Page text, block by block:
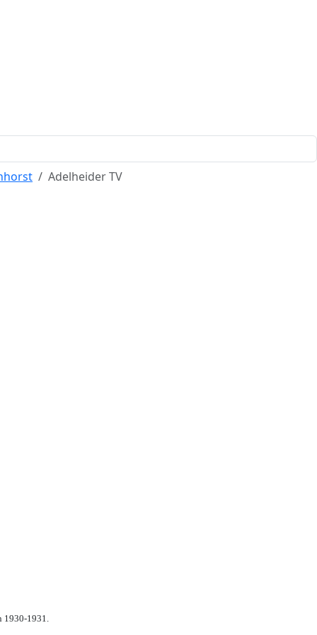
Adelheider TV
1931.